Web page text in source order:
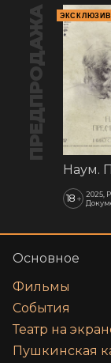
ПРЕДПРОДАЖА ЭКСКЛЮЗИВ
18 + 2025,
Основное
Фильмы
События
Театр на
Пушкинская